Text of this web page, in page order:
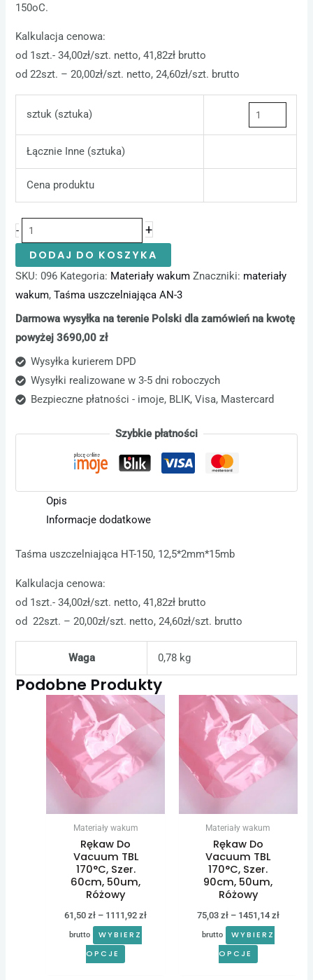
150oC.
Kalkulacja cenowa:
od 1szt.- 34,00zł/szt. netto, 41,82zł brutto
od 22szt. – 20,00zł/szt. netto, 24,60zł/szt. brutto
sztuk (sztuka)
Łącznie Inne (sztuka)
Cena produktu
- +
DODAJ DO KOSZYKA
SKU:096 Kategoria: Materiały wakum Znaczniki: materiały
wakum,Taśma uszczelniająca AN-3
Darmowa wysyłka na terenie Polski dla zamówień na kwotę
powyżej 3690,00 zł
Wysyłka kurierem DPD
Wysyłki realizowane w 3-5 dni roboczych
Bezpieczne płatności - imoje, BLIK, Visa, Mastercard
Szybkie płatności
Opis
Informacje dodatkowe
Taśma uszczelniająca HT-150, 12,5*2mm*15mb
Kalkulacja cenowa:
od 1szt.- 34,00zł/szt. netto, 41,82zł brutto
od 22szt. – 20,00zł/szt. netto, 24,60zł/szt. brutto
Waga 0,78 kg
Podobne Produkty
Materiały wakum
Rękaw Do
Vacuum TBL
170°C, Szer.
60cm, 50um,
Różowy
61,50zł – 1111,92zł
Zakres
cen:
od
61,50 zł
1111,92 zł
brutto
WYBIERZ
OPCJE
Ten
produkt
ma
wiele
wariantów.
można
na
stronie
produktu
Materiały wakum
Rękaw Do
Vacuum TBL
170°C, Szer.
90cm, 50um,
Różowy
75,03 zł – 1451,14 zł
Zakres
cen:
od
75,03 zł
brutto
WYBIERZ
OPCJE
Ten
produkt
ma
wiele
wariantów.
można
na
stronie
produktu